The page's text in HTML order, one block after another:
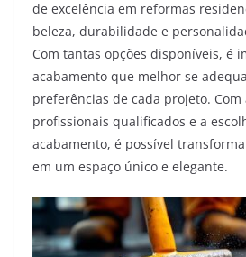
de excelência em reformas
beleza, durabilidade e
Com tantas opções disponíveis, é
acabamento que melhor se
preferências de cada projeto. Com
profissionais qualificados e a
acabamento, é possível
em um espaço único e elegante.